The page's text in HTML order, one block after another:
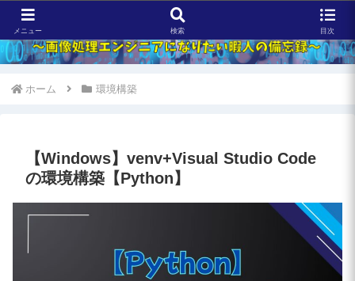
ホーム 環境構築
【Windows】venv+Visual Studio Code
の環境構築【Python】
メニュー 検索 目次